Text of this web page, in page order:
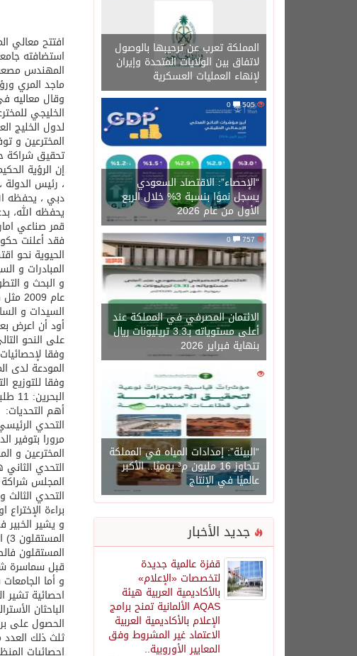
المملكة تعرب عن ترحيبها بالوصول
لاتفاق بين الولايات المتحدة وإيران
لإنهاء العمليات العسكرية
505
“الإحصاء”: الاقتصاد السعودي
يسجل نموًا بنسبة 3% خلال الربع
الأول من عام 2026
757
0
الائتمان المصرفي في المملكة عند
أعلى مستوياته بـ3.3 تريليونات ريال
بنهاية فبراير 2026
1450
“البيئة”: إمدادات المياه في المملكة
تتجاوز 16 مليون م³ يوميًا.. الأكبر
عالميًا في الإنتاج
جديد الأخبار
قفزة عالمية جديدة
لتخصصات «الإعلام»
بالأكاديمية العربية هيئة
AQAS الألمانية تمنح برامج
الإعلام بالأكاديمية العربية
الاعتماد غير المشروط وفق
المعايير الأوروبية..
استضافته
المهندس مصعب
ماجد المري
وقال معاليه
الخليجي
لدول الخليج
المخترعين و
تحقيق شراكة
إن الرؤية
، رئيس
دبي ، يحفظه
يحفظه الله،
قمر صناعي اماراتي يغزو
الحيوية نحو
المبادرات و
عام 2009 مثل كوريا الجنوبية و كندا و ايطاليا و السويد و فنلندا و اخيرا ايرلندا.
السيدات و
أود أن اعرض
على النحو
وفقا
البحرين: 11 طلبا و سلطنة عمان: 8 طلبات.
أهم التحديات:
التحدي
مرورا بتوفير
المخترعين و
التحدي
المجلس شراكة
براءة
المستقلون
قبل سماسرة
و أما
احصائية تشير الى ان 25% من الإبتكارات التي حصلت
الباحثان
ثلث ذلك